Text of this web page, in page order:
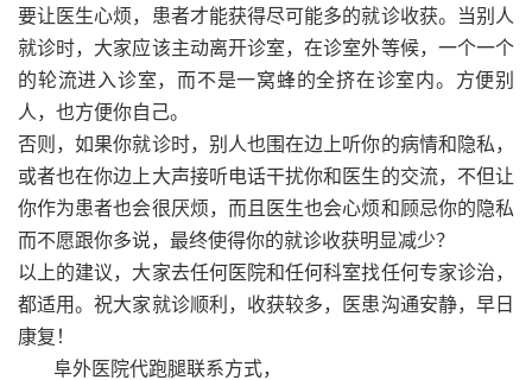
要让医生心烦，患者才能获得尽可能多的就诊收获。当别人
就诊时，大家应该主动离开诊室，在诊室外等候，一个一个
的轮流进入诊室，而不是一窝蜂的全挤在诊室内。方便别
人，也方便你自己。
否则，如果你就诊时，别人也围在边上听你的病情和隐私，
或者也在你边上大声接听电话干扰你和医生的交流，不但让
你作为患者也会很厌烦，而且医生也会心烦和顾忌你的隐私
而不愿跟你多说，最终使得你的就诊收获明显减少？
以上的建议，大家去任何医院和任何科室找任何专家诊治，
都适用。祝大家就诊顺利，收获较多，医患沟通安静，早日
康复！
阜外医院代跑腿联系方式，